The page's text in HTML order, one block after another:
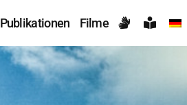
Publikationen Filme